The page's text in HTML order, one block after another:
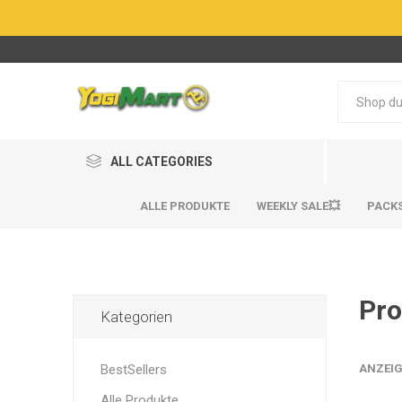
ALL CATEGORIES
ALLE PRODUKTE WEEKLY SALE💥
Kategorien
BestSellers